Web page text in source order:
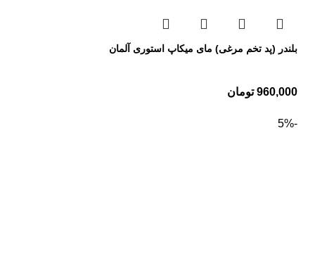
بلندر (پد تخم مرغی) مای میکاپ استوری آلمان
960,000 تومان
-5%